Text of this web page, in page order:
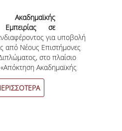
ERASMUS+
ΠΛΗΡΟΦΟΡΙΕΣ
Εμπειρίας σε
Κατόχους
2018 – 2019
για υποβολή
από Νέους Επιστήμονες
στο πλαίσιο
Ακαδημαϊκής
Νέους Επιστήμονες Κατόχους
στο Οικονομικό